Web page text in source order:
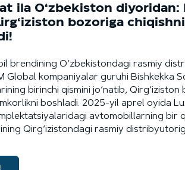
ila O‘zbekiston diyoridan:
bozoriga chiqishni
brendining O‘zbekistondagi rasmiy
Global kompaniyalar guruhi Bishkekka
birinchi qismini jo‘natib, Qirg‘iziston
boshladi. 2025-yil aprel oyida
avtomobillarning bir
Qirg‘izistondagi rasmiy